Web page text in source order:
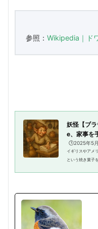
参照： Wikipedia｜ド
妖怪【ブ
e、家事を
🕒️2025年5
イギリスやアメ
という焼き菓子